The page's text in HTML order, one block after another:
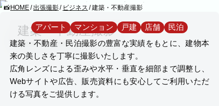
KUMICODE
YOMENONAMAEWOYAGOUNISHIMASHITA
出張撮影
出張撮影
下記より、ご希望の撮影カテゴリをご覧い
ただけます。
HOME 出張撮影 ビジネス 建築・不動産撮影
建築・不動産撮影
建築・不動産・民泊撮影の豊富な実績をもとに、建物本
来の美しさを丁寧に撮影いたします。
広角レンズによる歪みや水平・垂直を細部まで調整し、
Webサイトや広告、販売資料にも安心してご利用いただ
ける写真をご提供します。
アパート マンション 戸建 店舗 民泊